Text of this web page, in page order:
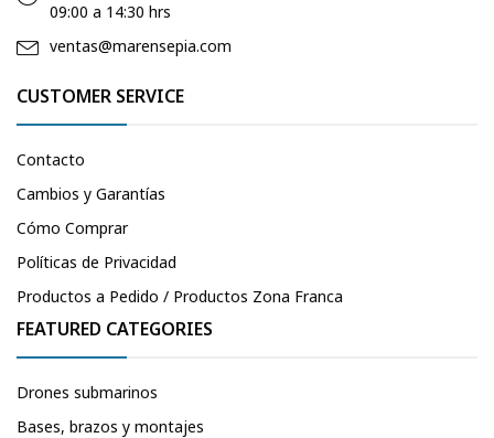
09:00 a 14:30 hrs
ventas@marensepia.com
CUSTOMER SERVICE
Contacto
Cambios y Garantías
Cómo Comprar
Políticas de Privacidad
Productos a Pedido / Productos Zona Franca
FEATURED CATEGORIES
Drones submarinos
Bases, brazos y montajes